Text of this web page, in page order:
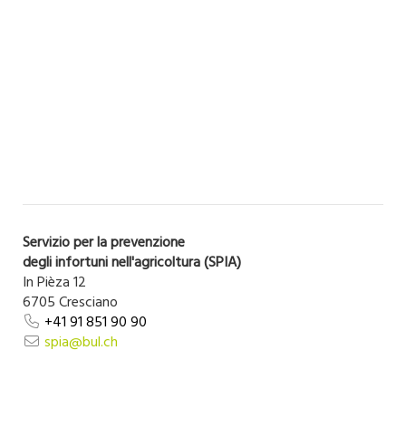
Servizio per la prevenzione
degli infortuni nell'agricoltura (SPIA)
In Pièza 12
6705 Cresciano
+41 91 851 90 90
spia@bul.ch